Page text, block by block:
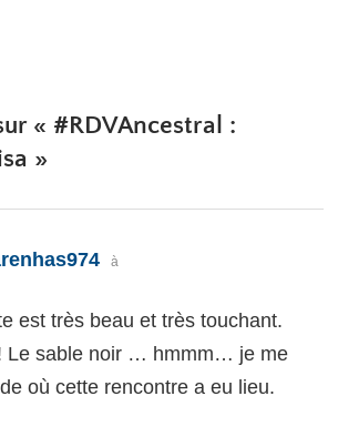
« #RDVAncestral :
»
dit :
à
est très beau et très touchant.
Le sable noir … hmmm… je me
où cette rencontre a eu lieu.